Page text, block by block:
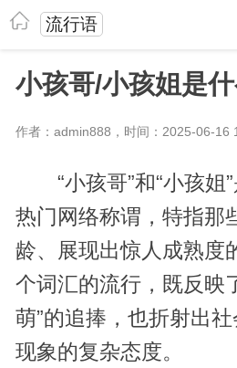
流行语
小孩哥/小孩姐是
作者：admin888，时间：2025-06-16
“小孩哥”和“小孩姐”
热门网络称谓，特指那
龄、展现出惊人成熟度
个词汇的流行，既反映
萌”的追捧，也折射出
现象的复杂态度。